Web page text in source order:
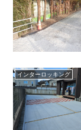
インターロッキング